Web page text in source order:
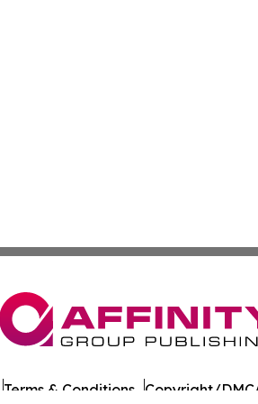
Terms & Conditions Copyright/